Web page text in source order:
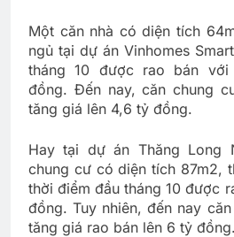
Một căn nhà có diện tích
ngủ tại dự án Vinhomes
tháng 10 được rao bán
đồng. Đến nay, căn chung
tăng giá lên 4,6 tỷ đồng.
Hay tại dự án Thăng Long
chung cư có diện tích 87m2,
thời điểm đầu tháng 10 được
đồng. Tuy nhiên, đến nay
tăng giá rao bán lên 6 tỷ đồng.